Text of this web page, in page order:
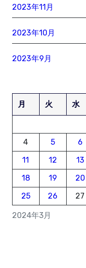
2023年11月
2023年10月
2023年9月
2024年3月
月 火 水
4
5 6
11
12 13
18
19 20
25
26 27